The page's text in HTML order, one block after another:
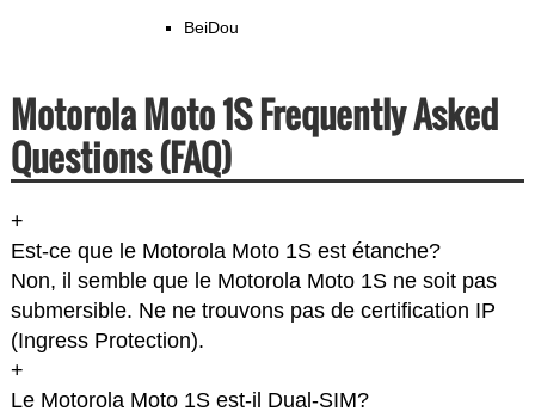
BeiDou
Motorola Moto 1S Frequently Asked
Questions (FAQ)
+
Est-ce que le Motorola Moto 1S est étanche?
Non, il semble que le Motorola Moto 1S ne soit pas
submersible. Ne ne trouvons pas de certification IP
(Ingress Protection).
+
Le Motorola Moto 1S est-il Dual-SIM?